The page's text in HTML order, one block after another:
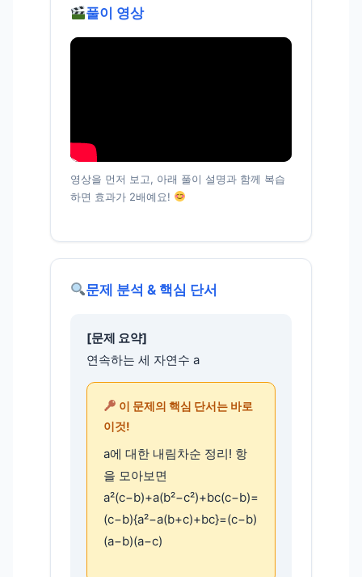
풀이 영상
영상을 먼저 보고, 아래 풀이 설명과 함께 복습
하면 효과가 2배예요!
문제 분석 & 핵심 단서
[문제 요약]
연속하는 세 자연수 a
이 문제의 핵심 단서는 바로
이것!
a에 대한 내림차순 정리! 항
을 모아보면
a²(c−b)+a(b²−c²)+bc(c−b)=
(c−b){a²−a(b+c)+bc}=(c−b)
(a−b)(a−c)